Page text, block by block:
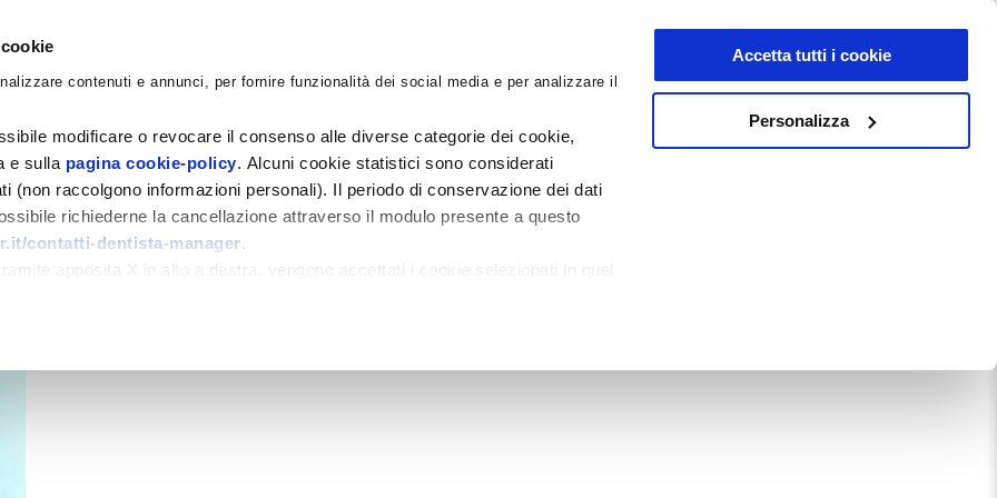
contenuti e annunci, per fornire funzionalità dei social media e per analizzare il
modificare o revocare il consenso alle diverse categorie dei cookie,
e sulla pagina cookie-policy. Alcuni cookie statistici sono considerati
(non raccolgono informazioni personali). Il periodo di conservazione dei dati
richiederne la cancellazione attraverso il modulo presente a questo
contatti-dentista-manager.
apposita X in alto a destra, vengono accettati i cookie selezionati in quel
Accetta tutti i cookie
Personalizza
NEWSLETTER
DOCUMENTI 0 0